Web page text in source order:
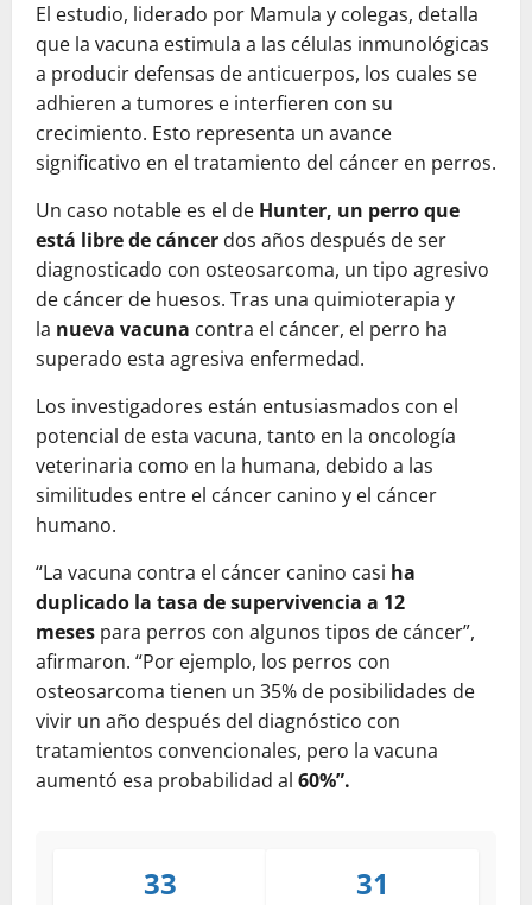
El estudio, liderado por Mamula y colegas, detalla
que la vacuna estimula a las células inmunológicas
a producir defensas de anticuerpos, los cuales se
adhieren a tumores e interfieren con su
crecimiento. Esto representa un avance
significativo en el tratamiento del cáncer en perros.
Un caso notable es el de Hunter, un perro que
está libre de cáncer dos años después de ser
diagnosticado con osteosarcoma, un tipo agresivo
de cáncer de huesos. Tras una quimioterapia y
la nueva vacuna contra el cáncer, el perro ha
superado esta agresiva enfermedad.
Los investigadores están entusiasmados con el
potencial de esta vacuna, tanto en la oncología
veterinaria como en la humana, debido a las
similitudes entre el cáncer canino y el cáncer
humano.
“La vacuna contra el cáncer canino casi ha
duplicado la tasa de supervivencia a 12
meses para perros con algunos tipos de cáncer”,
afirmaron. “Por ejemplo, los perros con
osteosarcoma tienen un 35% de posibilidades de
vivir un año después del diagnóstico con
tratamientos convencionales, pero la vacuna
aumentó esa probabilidad al 60%”.
33 31